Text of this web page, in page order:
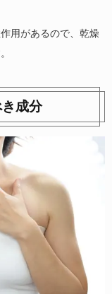
用があるので、乾燥
成分